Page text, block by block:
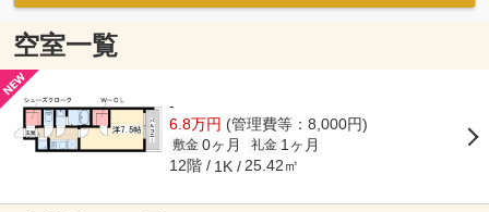
空室一覧
-
6.8万円 (管理費等：8,000円)
敷金 0ヶ月 礼金 1ヶ月
12階 1K 25.42㎡